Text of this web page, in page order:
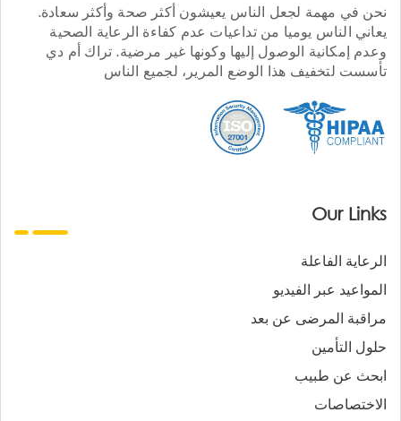
نحن في مهمة لجعل الناس يعيشون أكثر صحة وأكثر سعادة.
يعاني الناس يوميا من تداعيات عدم كفاءة الرعاية الصحية
وعدم إمكانية الوصول إليها وكونها غير مرضية. تراك أم دي
تأسست لتخفيف هذا الوضع المرير، لجميع الناس
Our Links
الرعاية الفاعلة
المواعيد عبر الفيديو
مراقبة المرضى عن بعد
حلول التأمين
ابحث عن طبيب
الاختصاصات